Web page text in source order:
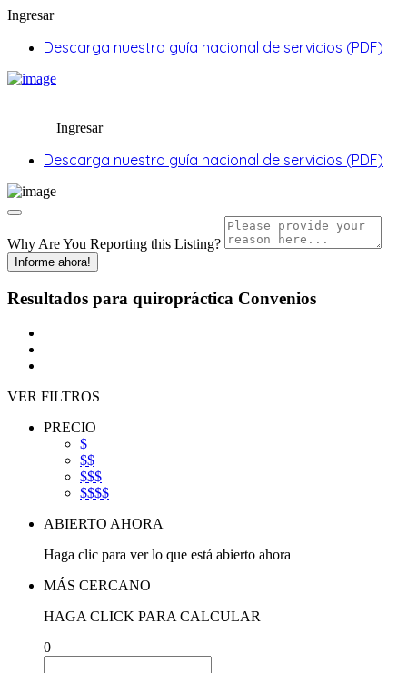
Ingresar
Descarga nuestra guía nacional de servicios (PDF)
Ingresar
Descarga nuestra guía nacional de servicios (PDF)
Why Are You Reporting this Listing?
Informe ahora!
Resultados para quiropráctica Convenios
VER FILTROS
PRECIO
$
$$
$$$
$$$$
ABIERTO AHORA
Haga clic para ver lo que está abierto ahora
MÁS CERCANO
HAGA CLICK PARA CALCULAR
0